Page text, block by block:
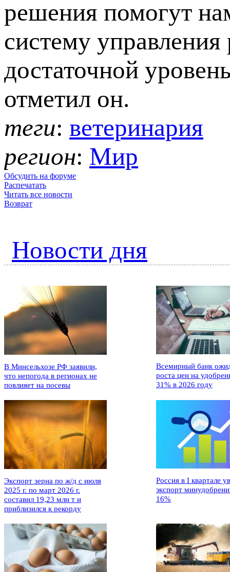
решения помогут
систему
достаточной
отметил он.
теги: ветеринария
регион: Мир
Обсудить на форуме
Распечатать
Читать все новости
Возврат
Новости дня
В Минсельхозе РФ заявили,
что непогода в регионах не
повлияет на посевы
Всемирный банк
роста цен на
31% в 2026 году
Экспорт зерна по ж/д с июля
2025 г. по март 2026 г.
составил 19,23 млн т и
приблизился к рекорду
Россия в I квартале
экспорт
16%